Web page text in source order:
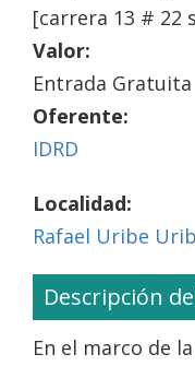
[carrera 13 # 22
Valor:
Entrada Gratuita
Oferente:
IDRD
Localidad:
Rafael Uribe
Descripción
En el marco de